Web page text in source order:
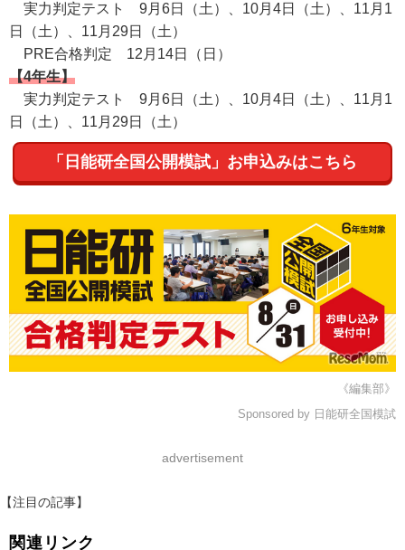
実力判定テスト 9月6日（土）、10月4日（土）、11月1
日（土）、11月29日（土）
PRE合格判定 12月14日（日）
【4年生】
実力判定テスト 9月6日（土）、10月4日（土）、11月1
日（土）、11月29日（土）
「日能研全国公開模試」お申込みはこちら
《編集部》
Sponsored by 日能研全国模試
advertisement
【注目の記事】
関連リンク